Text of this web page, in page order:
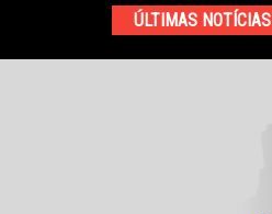
o
ÚLTIMAS NOTÍCIAS